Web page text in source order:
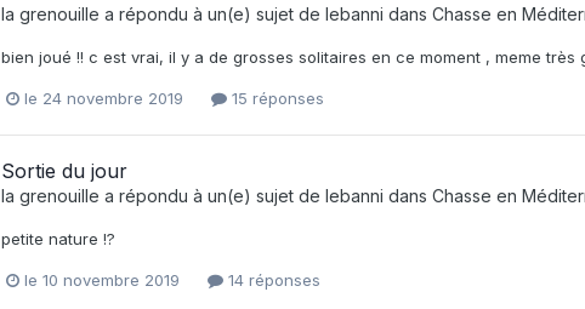
la grenouille a répondu à un(e) sujet de lebanni dans Chasse en
bien joué !! c est vrai, il y a de grosses solitaires en ce moment , meme très
le 24 novembre 2019 15 réponses
Sortie du jour
la grenouille a répondu à un(e) sujet de lebanni dans Chasse en
petite nature !?
le 10 novembre 2019 14 réponses